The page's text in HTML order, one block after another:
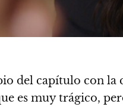
del capítulo con la
es muy trágico,